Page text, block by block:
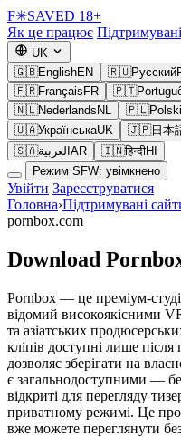
F✳SAVED 18+
Як це працює
UK
🇬🇧EnglishEN 🇷🇺Русский
🇫🇷Français FR 🇵🇹
🇳🇱Nederlands NL 🇵🇱Polski
🇺🇦УкраїнськаUK 🇯🇵日本
🇸🇦العربية AR 🇮🇳हिन्दीHI
Режим SFW: увімкнено
Увійти Зареєструватися
Головна›Підтримувані
pornbox.com
Download
Pornbox — це преміум-
відомий високоякісними
та азіатських
кліпів доступні лише
дозволяє зберігати на
є загальнодоступними —
відкриті для перегляду
приватному режимі. Це
вже можете переглянути